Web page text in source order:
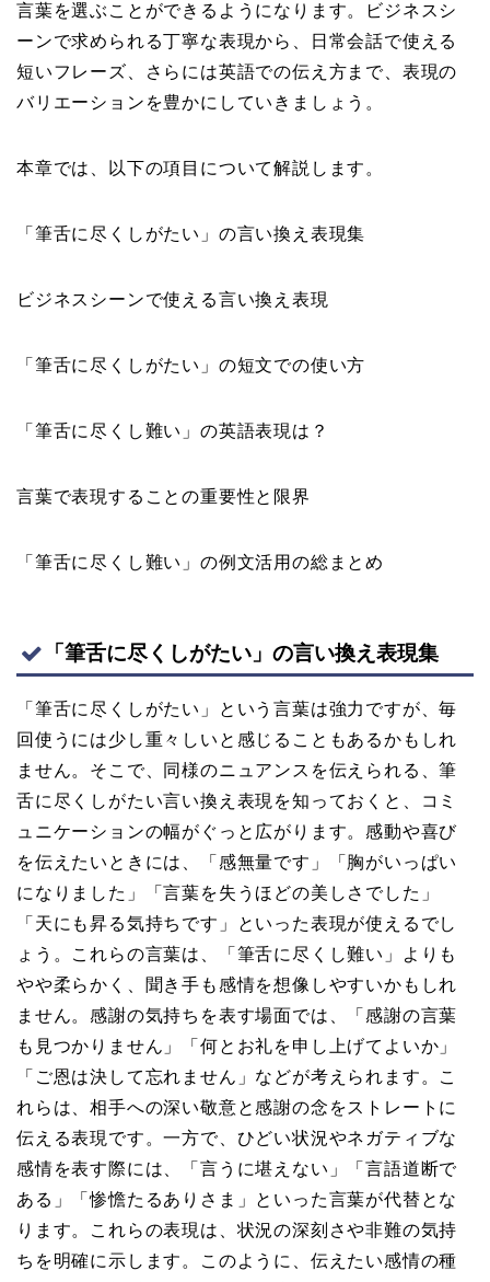
言葉を選ぶことができるようになります。ビジネスシ
ーンで求められる丁寧な表現から、日常会話で使える
短いフレーズ、さらには英語での伝え方まで、表現の
バリエーションを豊かにしていきましょう。
本章では、以下の項目について解説します。
「筆舌に尽くしがたい」の言い換え表現集
ビジネスシーンで使える言い換え表現
「筆舌に尽くしがたい」の短文での使い方
「筆舌に尽くし難い」の英語表現は？
言葉で表現することの重要性と限界
「筆舌に尽くし難い」の例文活用の総まとめ
「筆舌に尽くしがたい」の言い換え表現集
「筆舌に尽くしがたい」という言葉は強力ですが、毎
回使うには少し重々しいと感じることもあるかもしれ
ません。そこで、同様のニュアンスを伝えられる、筆
舌に尽くしがたい言い換え表現を知っておくと、コミ
ュニケーションの幅がぐっと広がります。感動や喜び
を伝えたいときには、「感無量です」「胸がいっぱい
になりました」「言葉を失うほどの美しさでした」
「天にも昇る気持ちです」といった表現が使えるでし
ょう。これらの言葉は、「筆舌に尽くし難い」よりも
やや柔らかく、聞き手も感情を想像しやすいかもしれ
ません。感謝の気持ちを表す場面では、「感謝の言葉
も見つかりません」「何とお礼を申し上げてよいか」
「ご恩は決して忘れません」などが考えられます。こ
れらは、相手への深い敬意と感謝の念をストレートに
伝える表現です。一方で、ひどい状況やネガティブな
感情を表す際には、「言うに堪えない」「言語道断で
ある」「惨憺たるありさま」といった言葉が代替とな
ります。これらの表現は、状況の深刻さや非難の気持
ちを明確に示します。このように、伝えたい感情の種